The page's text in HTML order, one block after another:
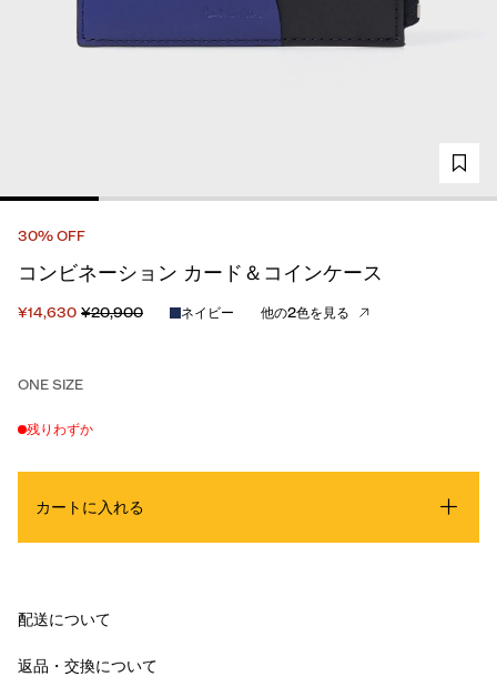
30% OFF
コンビネーション カード＆コインケース
¥14,630 ¥20,900 ネイビー 他の2色を見る
ONE SIZE
残りわずか
カートに入れる
配送について
返品・交換について